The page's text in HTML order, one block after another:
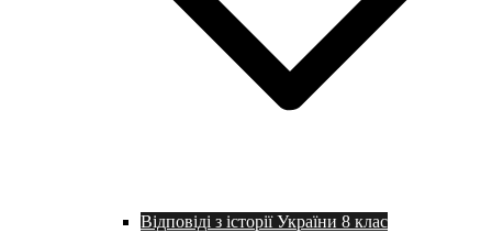
Відповіді з історії України 8 клас